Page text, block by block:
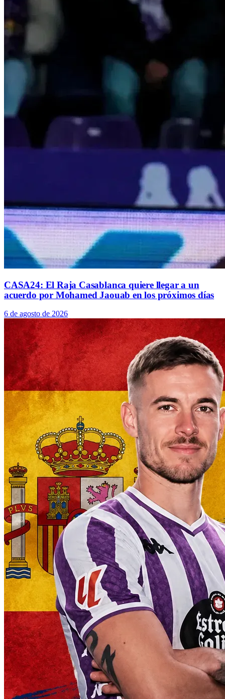
CASA24: El Raja Casablanca quiere llegar a un
acuerdo por Mohamed Jaouab en los próximos días
6 de agosto de 2026